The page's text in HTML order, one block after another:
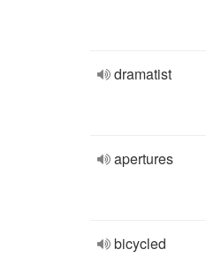
dramatist
apertures
bicycled